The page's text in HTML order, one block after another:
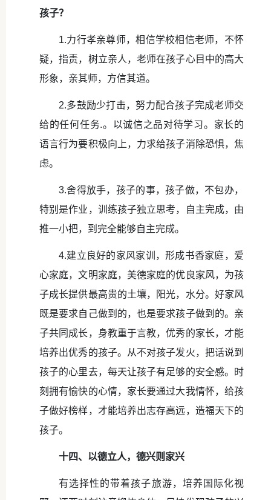
孩子？
1.力行孝亲尊师，相信学校相信老师，不怀
疑，指责，树立亲人，老师在孩子心目中的高大
形象，亲其师，方信其道。
2.多鼓励少打击，努力配合孩子完成老师交
给的任何任务.。以诚信之品对待学习。家长的
语言行为要积极向上，力求给孩子消除恐惧，焦
虑。
3.舍得放手，孩子的事，孩子做，不包办，
特别是作业，训练孩子独立思考，自主完成，由
推一小把，到完全能够自主完成。
4.建立良好的家风家训，形成书香家庭，爱
心家庭，文明家庭，美德家庭的优良家风，为孩
子成长提供最高贵的土壤，阳光，水分。好家风
既是要求自己做到的，也是要求孩子做到的。亲
子共同成长，身教重于言教，优秀的家长，才能
培养出优秀的孩子。从不对孩子发火，把话说到
孩子的心里去，每天让孩子有足够的安全感。时
刻拥有愉快的心情，家长要通过大我情怀，给孩
子做好榜样，才能培养出志存高远，造福天下的
孩子。
十四、以德立人，德兴则家兴
有选择性的带着孩子旅游，培养国际化视